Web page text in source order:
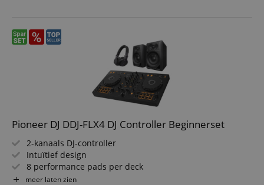
Pioneer DJ DDJ-FLX4 DJ Controller Beginnerset
2-kanaals DJ-controller
Intuïtief design
8 performance pads per deck
Smart Fader-functie
meer laten zien